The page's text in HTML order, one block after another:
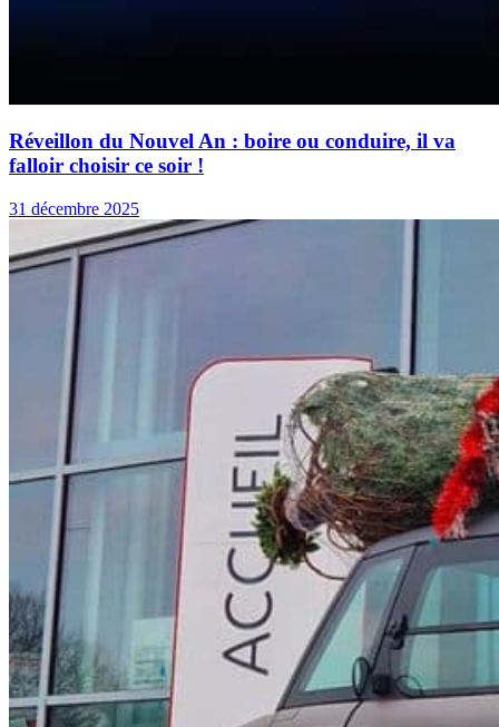
Réveillon du Nouvel An : boire ou conduire, il va
falloir choisir ce soir !
31 décembre 2025